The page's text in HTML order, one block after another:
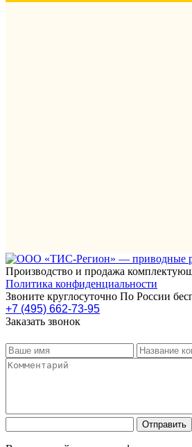
Производство и продажа
Политика конфиденциальности
Звоните круглосуточно По России
+7 (495) 662-73-95
Заказать звонок